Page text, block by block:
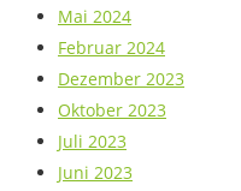
Mai 2024
Februar 2024
Dezember 2023
Oktober 2023
Juli 2023
Juni 2023